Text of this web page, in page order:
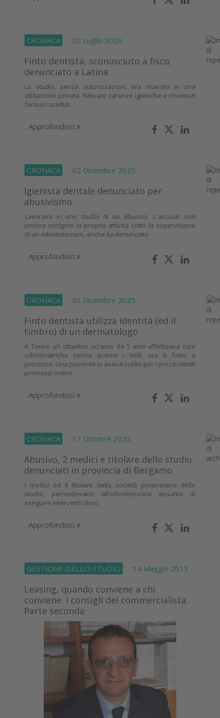
CRONACA 02 Luglio 2026
Finto dentista, sconosciuto a fisco,
denunciato a Latina
Lo studio, senza autorizzazioni, era ricavato in una
abitazione privata. Rilevate carenze igieniche e rinvenuti
farmaci scaduti
Approfondisci
CRONACA 02 Dicembre 2025
Igienista dentale denunciato per
abusivismo
Lavorava in uno studio di un abusivo. L'accusa: non
poteva svolgere la propria attività sotto la supervisione
di un odontotecnico, anche lui denunciato
Approfondisci
CRONACA 01 Dicembre 2025
Finto dentista utilizza identità (ed il
timbro) di un dermatologo
A Torino un cittadino ucraino da 5 anni effettuava cure
odontoiatriche senza averne i titoli, ora è finito a
processo. Una paziente lo aveva scelto per i prezzi ridotti
promossi online
Approfondisci
CRONACA 17 Ottobre 2025
Abusivo, 2 medici e titolare dello studio
denunciati in provincia di Bergamo
I medici ed il titolare della società proprietaria dello
studio, permettevano all’odontotecnico assunto di
eseguire interventi clinici
Approfondisci
GESTIONE-DELLO-STUDIO 14 Maggio 2015
Leasing, quando conviene a chi
conviene. I consigli del commercialista.
Parte seconda